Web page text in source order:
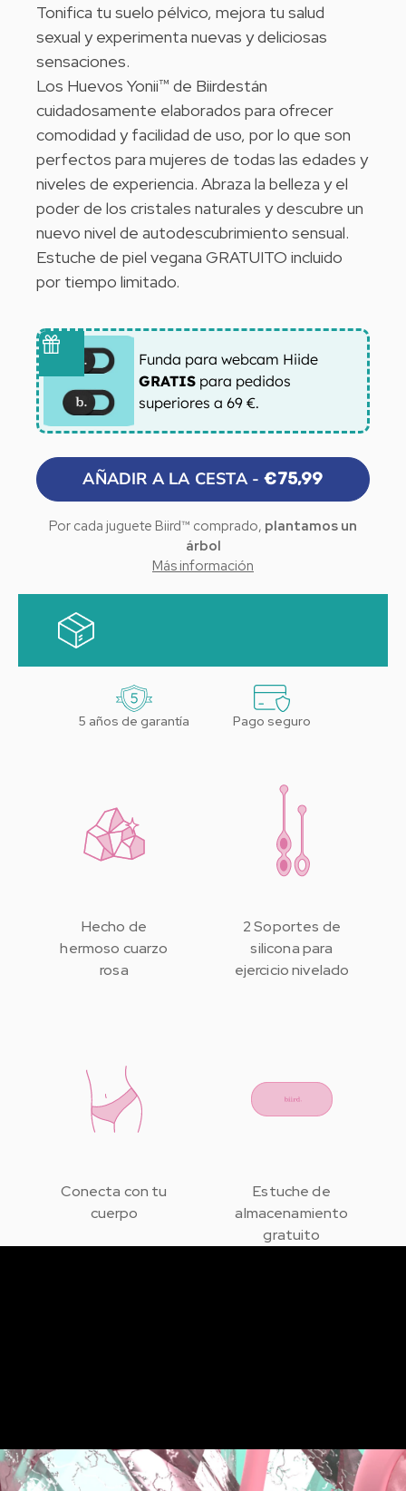
Tonifica tu suelo pélvico, mejora tu salud
sexual y experimenta nuevas y deliciosas
sensaciones.
Los Huevos Yonii™ de Biirdestán
cuidadosamente elaborados para ofrecer
comodidad y facilidad de uso, por lo que son
perfectos para mujeres de todas las edades y
niveles de experiencia. Abraza la belleza y el
poder de los cristales naturales y descubre un
nuevo nivel de autodescubrimiento sensual.
Estuche de piel vegana GRATUITO incluido
por tiempo limitado.
Funda para webcam Hiide
GRATIS para pedidos
superiores a 69 €.
AÑADIR A LA CESTA -€75,99
Por cada juguete Biird™ comprado, plantamos un
árbol
Más información
reforestación mundial, plantamos un árbol cada vez
que se hace una compra en nuestra página web.
5 años de garantía Pago seguro
Hecho de
hermoso cuarzo
rosa
2 Soportes de
silicona para
ejercicio nivelado
Conecta con tu
cuerpo
Estuche de
almacenamiento
gratuito